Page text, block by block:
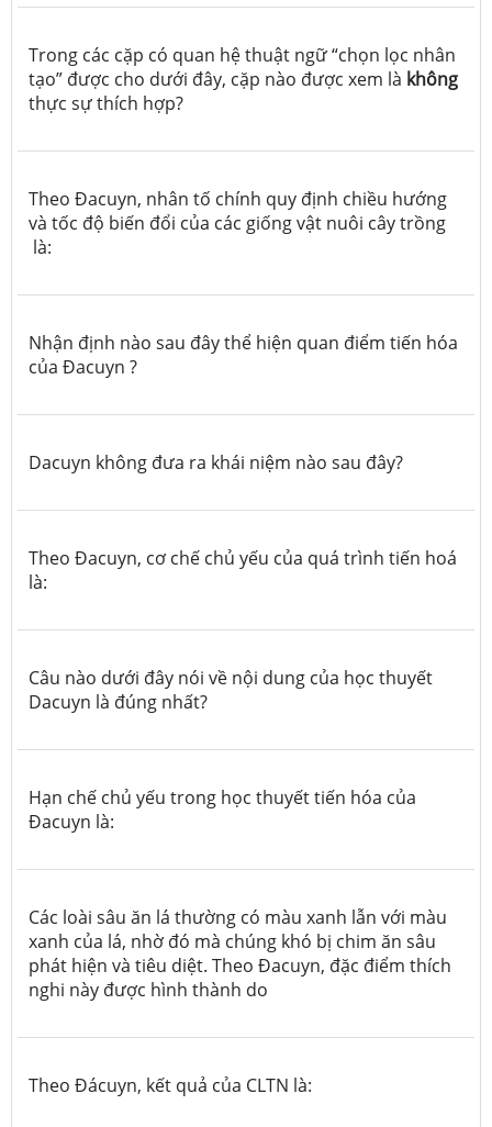
Trong các cặp có quan hệ thuật ngữ “chọn lọc nhân
tạo” được cho dưới đây, cặp nào được xem là không
thực sự thích hợp?
Theo Đacuyn, nhân tố chính quy định chiều hướng
và tốc độ biến đổi của các giống vật nuôi cây trồng
là:
Nhận định nào sau đây thể hiện quan điểm tiến hóa
của Đacuyn ?
Dacuyn không đưa ra khái niệm nào sau đây?
Theo Đacuyn, cơ chế chủ yếu của quá trình tiến hoá
là:
Câu nào dưới đây nói về nội dung của học thuyết
Dacuyn là đúng nhất?
Hạn chế chủ yếu trong học thuyết tiến hóa của
Đacuyn là:
Các loài sâu ăn lá thường có màu xanh lẫn với màu
xanh của lá, nhờ đó mà chúng khó bị chim ăn sâu
phát hiện và tiêu diệt. Theo Đacuyn, đặc điểm thích
nghi này được hình thành do
Theo Đácuyn, kết quả của CLTN là: